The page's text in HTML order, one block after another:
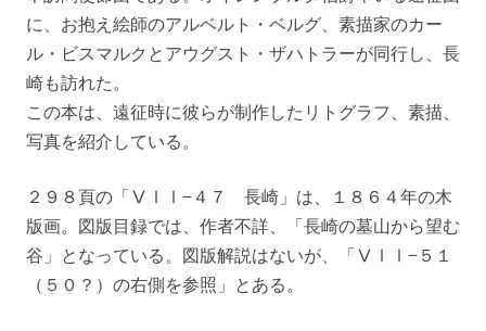
に、お抱え絵師のアルベルト・ベルグ、素描家のカー
ル・ビスマルクとアウグスト・ザハトラーが同行し、長
崎も訪れた。
この本は、遠征時に彼らが制作したリトグラフ、素描、
写真を紹介している。
２９８頁の「ⅤⅠⅠ−４７ 長崎」は、１８６４年の木
版画。図版目録では、作者不詳、「長崎の墓山から望む
谷」となっている。図版解説はないが、「ⅤⅠⅠ−５１
（５０？）の右側を参照」とある。